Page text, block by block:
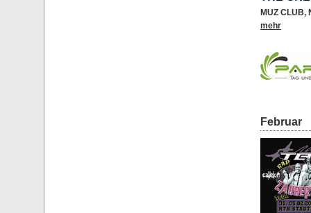
MUZ CLUB,
mehr
Februar